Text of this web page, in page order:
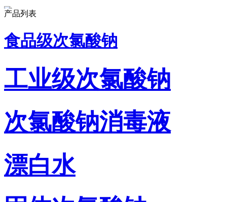
产品列表
食品级次氯酸钠
工业级次氯酸钠
次氯酸钠消毒液
漂白水